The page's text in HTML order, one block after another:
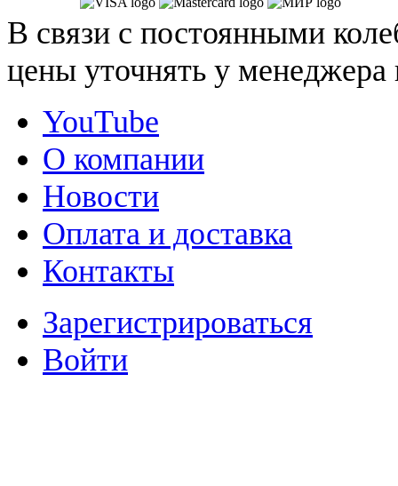
В связи с постоянными
цены уточнять у
YouTube
О компании
Новости
Оплата и доставка
Контакты
Зарегистрироваться
Войти